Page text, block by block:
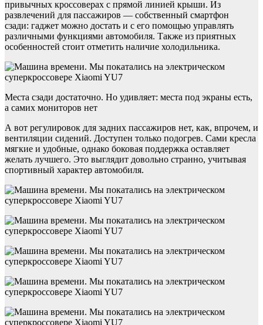
привычных кроссоверах с прямой линией крыши. Из
развлечений для пассажиров — собственный смартфон
сзади: гаджет можно достать и с его помощью управлять
различными функциями автомобиля. Также из приятных
особенностей стоит отметить наличие холодильника.
Места сзади достаточно. Но удивляет: места под экраны есть,
а самих мониторов нет
А вот регулировок для задних пассажиров нет, как, впрочем, и
вентиляции сидений. Доступен только подогрев. Сами кресла
мягкие и удобные, однако боковая поддержка оставляет
желать лучшего. Это выглядит довольно странно, учитывая
спортивный характер автомобиля.